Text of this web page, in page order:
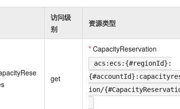
访问级
别
资源类型
get
* CapacityReservation
acs:ecs:{#regionId}:
ion/
即刻拥有 DeepSeek-R1 满血版